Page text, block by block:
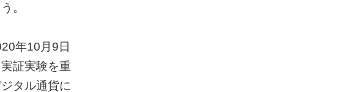
。
年10月9日
証実験を重
タル通貨に